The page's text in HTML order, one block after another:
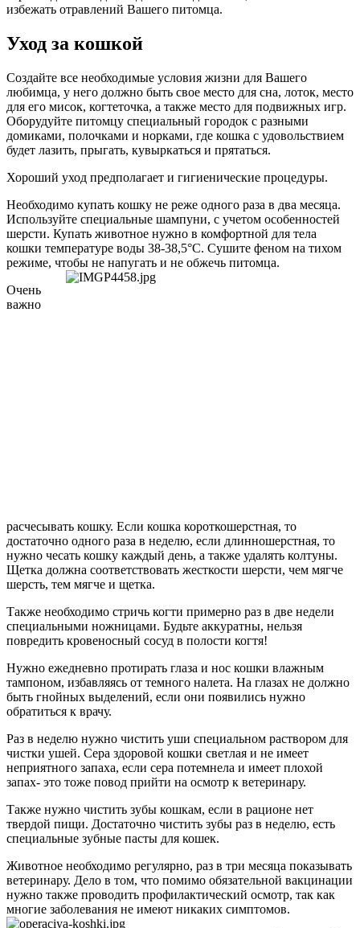
избежать отравлений Вашего питомца.
Уход за кошкой
Создайте все необходимые условия жизни для Вашего
любимца, у него должно быть свое место для сна, лоток, место
для его мисок, когтеточка, а также место для подвижных игр.
Оборудуйте питомцу специальный городок с разными
домиками, полочками и норками, где кошка с удовольствием
будет лазить, прыгать, кувыркаться и прятаться.
Хороший уход предполагает и гигиенические процедуры.
Необходимо купать кошку не реже одного раза в два месяца.
Используйте специальные шампуни, с учетом особенностей
шерсти. Купать животное нужно в комфортной для тела
кошки температуре воды 38-38,5°С. Сушите феном на тихом
режиме, чтобы не напугать и не обжечь питомца.
Очень
важно
расчесывать кошку. Если кошка короткошерстная, то
достаточно одного раза в неделю, если длинношерстная, то
нужно чесать кошку каждый день, а также удалять колтуны.
Щетка должна соответствовать жесткости шерсти, чем мягче
шерсть, тем мягче и щетка.
Также необходимо стричь когти примерно раз в две недели
специальными ножницами. Будьте аккуратны, нельзя
повредить кровеносный сосуд в полости когтя!
Нужно ежедневно протирать глаза и нос кошки влажным
тампоном, избавляясь от темного налета. На глазах не должно
быть гнойных выделений, если они появились нужно
обратиться к врачу.
Раз в неделю нужно чистить уши специальном раствором для
чистки ушей. Сера здоровой кошки светлая и не имеет
неприятного запаха, если сера потемнела и имеет плохой
запах- это тоже повод прийти на осмотр к ветеринару.
Также нужно чистить зубы кошкам, если в рационе нет
твердой пищи. Достаточно чистить зубы раз в неделю, есть
специальные зубные пасты для кошек.
Животное необходимо регулярно, раз в три месяца показывать
ветеринару. Дело в том, что помимо обязательной вакцинации
нужно также проводить профилактический осмотр, так как
многие заболевания не имеют никаких симптомов.